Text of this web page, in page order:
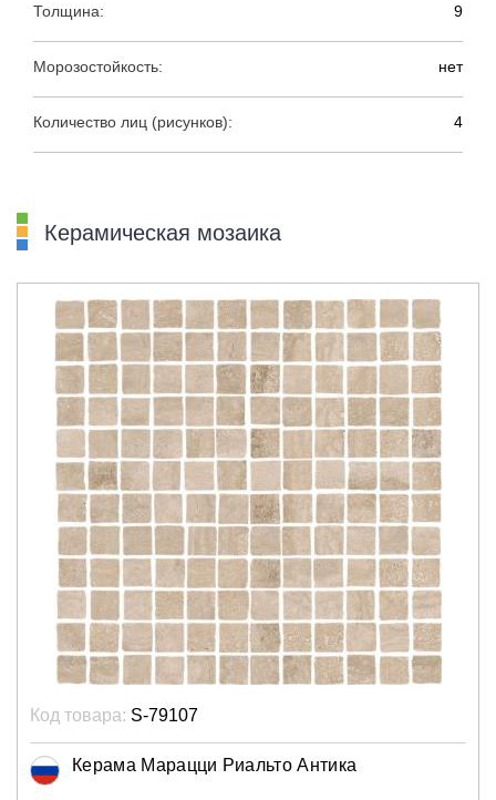
Толщина: 9
Морозостойкость: нет
Количество лиц (рисунков): 4
Керамическая мозаика
Код товара: S-79107
Керама Марацци Риальто Антика